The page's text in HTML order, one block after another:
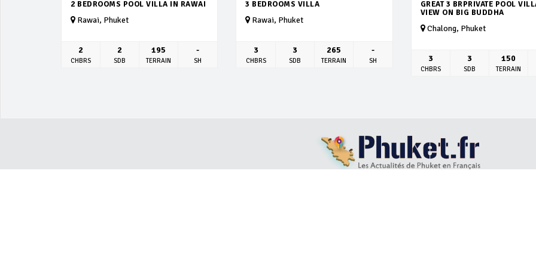
2 BEDROOMS POOL VILLA IN RAWAI
Rawai, Phuket
2
CHBRS
2
SDB
195
TERRAIN
-
SH
3 BEDROOMS VILLA
Rawai, Phuket
3
CHBRS
3
SDB
265
TERRAIN
-
SH
GREAT 3 BRPRIVATE POOL
VIEW ON BIG BUDDHA
Chalong, Phuket
3
CHBRS
3
SDB
150
TERRAIN